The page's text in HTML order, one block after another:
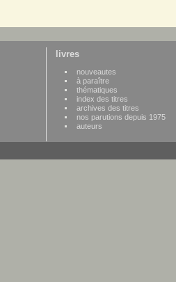
livres
nouveautes
à paraître
thématiques
index des titres
archives des titres
nos parutions depuis 1975
auteurs